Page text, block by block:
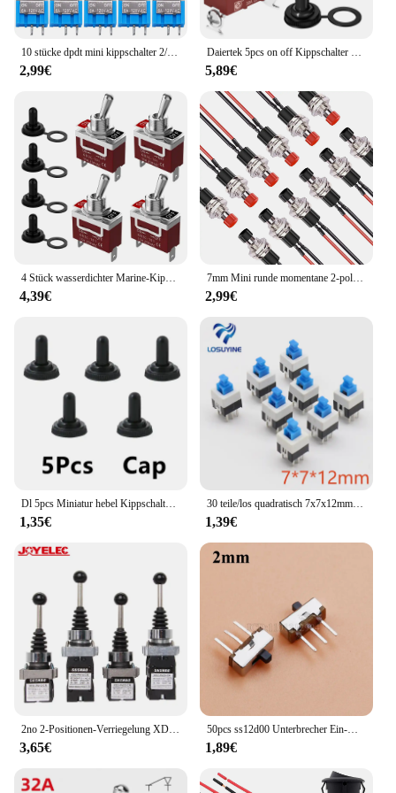
10 stücke dpdt mini kippschalter 2/3/6pin 2/3 position ein/aus/auf miniatur kippschalter 6a 125v kippschalter
2,99€
Daiertek 5pcs on off Kippschalter 2 Position spst wasserdichter Kippschalter 250v 30a 2 Pin Hoch leistungs mit Kofferraum abdeckung für Auto
5,89€
4,39€
7mm Mini runde momentane 2-polige vor gelötete Druckknopf schalter spst normal offen leuchten Drucktasten schaltet ein/aus rot schwarz
2,99€
1,35€
30 teile/los quadratisch 7x7x12mm 6 pin dpdt mini druckknopf selbstsicher nder schalter g64 multimeter schalter
1,39€
3,65€
50pcs ss12d00 Unterbrecher Ein-Aus Mini-Schiebe schalter 3-polig 1 p2t 2 Position hochwertige Kippschalter Griff länge: 3mm/4mm/5mm/6mm
1,89€